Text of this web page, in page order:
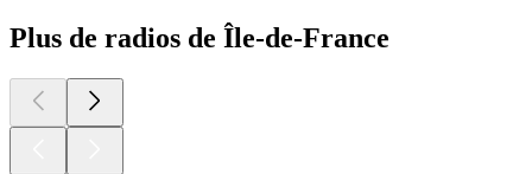
Plus de radios de Île-de-France